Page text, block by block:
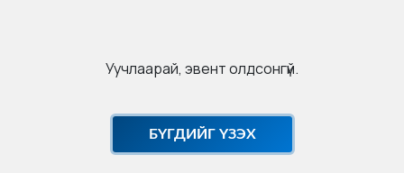
Уучлаарай, эвент олдсонгүй.
БҮГДИЙГ ҮЗЭХ